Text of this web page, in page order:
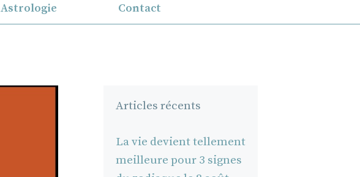
Astrologie Contact
Articles récents
La vie devient tellement
meilleure pour 3 signes